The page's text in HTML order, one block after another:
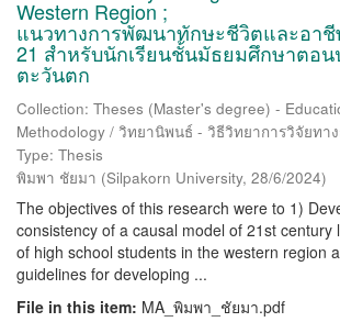
Western Region ;
แนวทางการพัฒนาทักษะชีวิตและอา
21 สำหรับนักเรียนชั้นมัธยมศึกษาตอ
ตะวันตก
Collection: Theses (Master's degree) -
Methodology / วิทยานิพนธ์ - วิธีวิทยาการวิจัยทา
Type: Thesis
พิมพา ชัยมา (Silpakorn University, 28/6/2024)
The objectives of this research were to 1)
consistency of a causal model of 21st century
of high school students in the western region
guidelines for developing ...
File in this item: MA_พิมพา_ชัยมา.pdf